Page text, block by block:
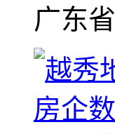
广东省